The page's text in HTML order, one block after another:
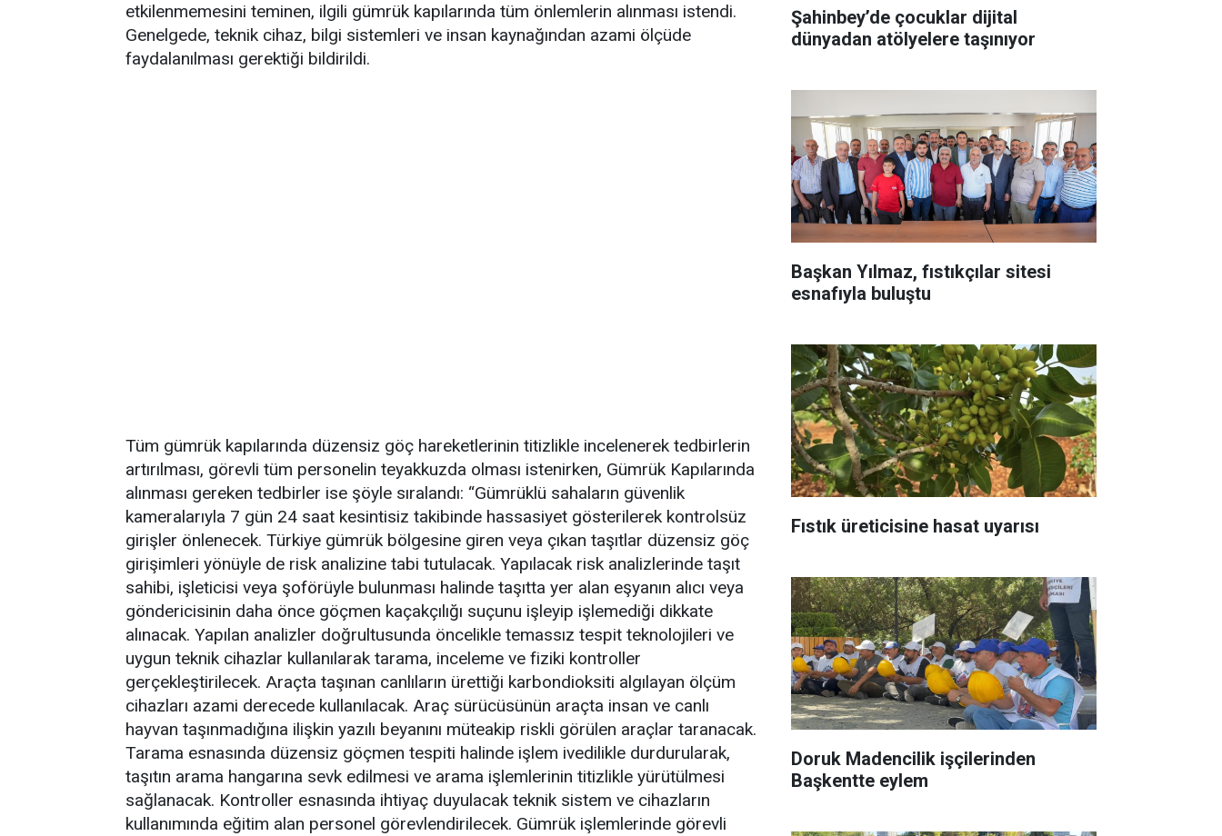
etkilenmemesini teminen, ilgili gümrük kapılarında tüm önlemlerin alınması istendi.
Genelgede, teknik cihaz, bilgi sistemleri ve insan kaynağından azami ölçüde
faydalanılması gerektiği bildirildi.
Tüm gümrük kapılarında düzensiz göç hareketlerinin titizlikle incelenerek tedbirlerin
artırılması, görevli tüm personelin teyakkuzda olması istenirken, Gümrük Kapılarında
alınması gereken tedbirler ise şöyle sıralandı: “Gümrüklü sahaların güvenlik
kameralarıyla 7 gün 24 saat kesintisiz takibinde hassasiyet gösterilerek kontrolsüz
girişler önlenecek. Türkiye gümrük bölgesine giren veya çıkan taşıtlar düzensiz göç
girişimleri yönüyle de risk analizine tabi tutulacak. Yapılacak risk analizlerinde taşıt
sahibi, işleticisi veya şoförüyle bulunması halinde taşıtta yer alan eşyanın alıcı veya
göndericisinin daha önce göçmen kaçakçılığı suçunu işleyip işlemediği dikkate
alınacak. Yapılan analizler doğrultusunda öncelikle temassız tespit teknolojileri ve
uygun teknik cihazlar kullanılarak tarama, inceleme ve fiziki kontroller
gerçekleştirilecek. Araçta taşınan canlıların ürettiği karbondioksiti algılayan ölçüm
cihazları azami derecede kullanılacak. Araç sürücüsünün araçta insan ve canlı
hayvan taşınmadığına ilişkin yazılı beyanını müteakip riskli görülen araçlar taranacak.
Tarama esnasında düzensiz göçmen tespiti halinde işlem ivedilikle durdurularak,
taşıtın arama hangarına sevk edilmesi ve arama işlemlerinin titizlikle yürütülmesi
sağlanacak. Kontroller esnasında ihtiyaç duyulacak teknik sistem ve cihazların
kullanımında eğitim alan personel görevlendirilecek. Gümrük işlemlerinde görevli
Şahinbey’de çocuklar dijital
dünyadan atölyelere taşınıyor
Başkan Yılmaz, fıstıkçılar sitesi
esnafıyla buluştu
Fıstık üreticisine hasat uyarısı
Doruk Madencilik işçilerinden
Başkentte eylem